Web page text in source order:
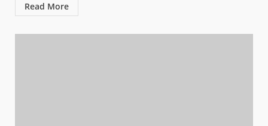
Read More